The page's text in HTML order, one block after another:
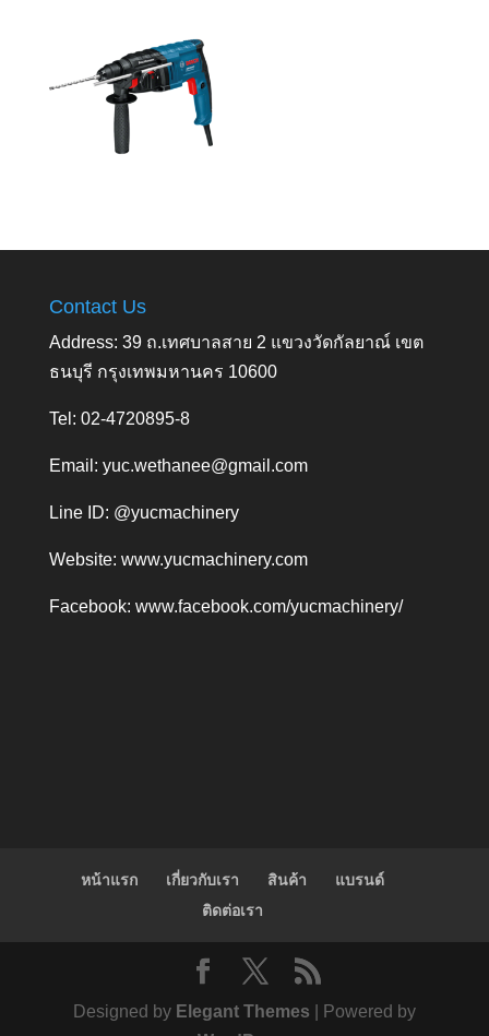
Contact Us
Address: 39 ถ.เทศบาลสาย 2 แขวงวัดกัลยาณ์ เขต
ธนบุรี กรุงเทพมหานคร 10600
Tel: 02-4720895-8
Email: yuc.wethanee@gmail.com
Line ID: @yucmachinery
Website: www.yucmachinery.com
Facebook: www.facebook.com/yucmachinery/
หน้าแรก เกี่ยวกับเรา สินค้า
แบรนด์
ติดต่อเรา
Designed by Elegant Themes | Powered by